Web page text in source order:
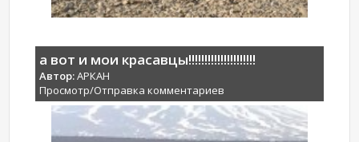
а вот и мои красавцы!!!!!!!!!!!!!!!!!!!!!
Автор:АРКАН
Просмотр/Отправка комментариев